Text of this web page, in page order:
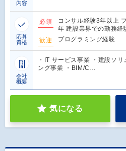
内容
応募
資格
必須
コンサル経験3年以上
年 建設業界での勤務経
歓迎
プログラミング経験
会社
概要
・IT サービス事業 ・建設ソ
ング事業 ・BIM/C…
気になる